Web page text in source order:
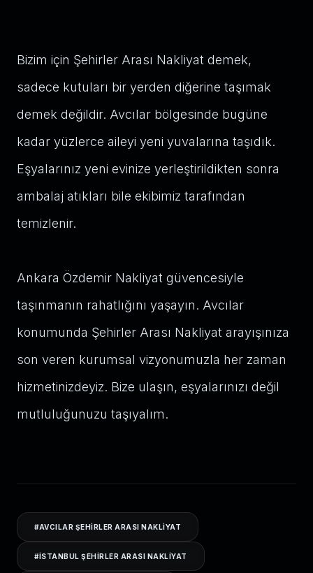
Bizim için Şehirler Arası Nakliyat demek,
sadece kutuları bir yerden diğerine taşımak
demek değildir. Avcılar bölgesinde bugüne
kadar yüzlerce aileyi yeni yuvalarına taşıdık.
Eşyalarınız yeni evinize yerleştirildikten sonra
ambalaj atıkları bile ekibimiz tarafından
temizlenir.
Ankara Özdemir Nakliyat güvencesiyle
taşınmanın rahatlığını yaşayın. Avcılar
konumunda Şehirler Arası Nakliyat arayışınıza
son veren kurumsal vizyonumuzla her zaman
hizmetinizdeyiz. Bize ulaşın, eşyalarınızı değil
mutluluğunuzu taşıyalım.
#AVCILAR ŞEHIRLER ARASI NAKLIYAT
#ISTANBUL ŞEHIRLER ARASI NAKLIYAT